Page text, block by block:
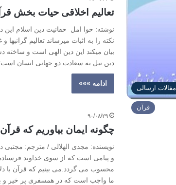
مقالات ارسالی
تعالیم اخلاقی حیات بخش
نوشته: حوا امل حقانیت دین اسلام
نکته را به اثبات میرساند تعالیم
بیان میکند این دین الهی است و
دین نیل به سعادت دو جهانی انسان
ادامه »»»
قرآن
۹۰/۰۸/۲۹
چگونه ایمان بیاوریم که
نویسنده: مجدی الهلالی / مترجم:
و پیامی است که از سوی خداوند
محسوب می گردد.می بینیم که قرآن با
ما واجب است که در همسفری پر خیر و